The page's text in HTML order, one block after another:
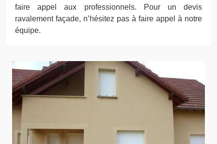
faire appel aux professionnels. Pour un devis
ravalement façade, n’hésitez pas à faire appel à notre
équipe.